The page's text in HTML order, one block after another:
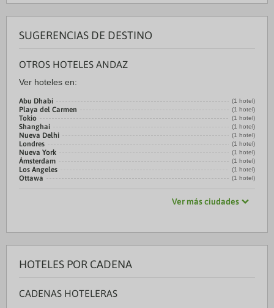
SUGERENCIAS DE DESTINO
OTROS HOTELES ANDAZ
Ver hoteles en:
Abu Dhabi (1 hotel)
Playa del Carmen (1 hotel)
Tokio (1 hotel)
Shanghai (1 hotel)
Nueva Delhi (1 hotel)
Londres (1 hotel)
Nueva York (1 hotel)
Ámsterdam (1 hotel)
Los Angeles (1 hotel)
Ottawa (1 hotel)
Ver más ciudades
HOTELES POR CADENA
CADENAS HOTELERAS